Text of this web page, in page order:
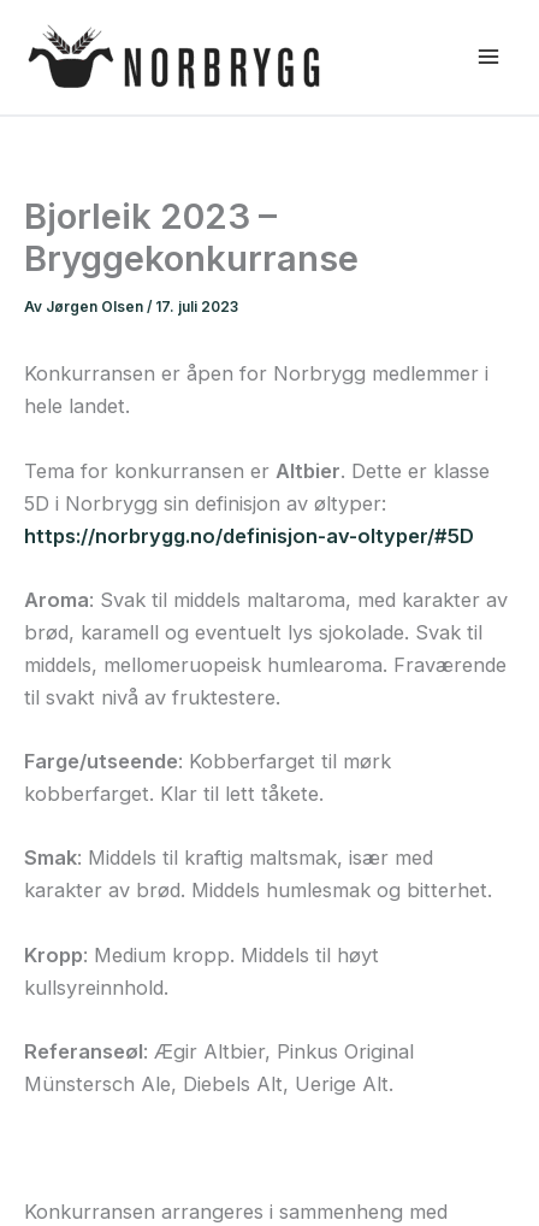
rett
Bjorleik 2023 –
Bryggekonkurranse
Av Jørgen Olsen / 17. juli 2023
Konkurransen er åpen for Norbrygg medlemmer i
hele landet.
Tema for konkurransen er Altbier. Dette er klasse
5D i Norbrygg sin definisjon av øltyper:
https://norbrygg.no/definisjon-av-oltyper/#5D
Aroma: Svak til middels maltaroma, med karakter av
brød, karamell og eventuelt lys sjokolade. Svak til
middels, mellomeruopeisk humlearoma. Fraværende
til svakt nivå av fruktestere.
Farge/utseende: Kobberfarget til mørk
kobberfarget. Klar til lett tåkete.
Smak: Middels til kraftig maltsmak, især med
karakter av brød. Middels humlesmak og bitterhet.
Kropp: Medium kropp. Middels til høyt
kullsyreinnhold.
Referanseøl: Ægir Altbier, Pinkus Original
Münstersch Ale, Diebels Alt, Uerige Alt.
Konkurransen arrangeres i sammenheng med